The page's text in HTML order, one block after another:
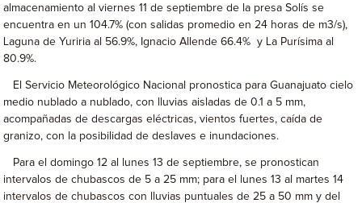
almacenamiento al viernes 11 de septiembre de la presa Solís se
encuentra en un 104.7% (con salidas promedio en 24 horas de m3/s),
Laguna de Yuriria al 56.9%, Ignacio Allende 66.4% y La Purísima al
80.9%.
El Servicio Meteorológico Nacional pronostica para Guanajuato cielo
medio nublado a nublado, con lluvias aisladas de 0.1 a 5 mm,
acompañadas de descargas eléctricas, vientos fuertes, caída de
granizo, con la posibilidad de deslaves e inundaciones.
Para el domingo 12 al lunes 13 de septiembre, se pronostican
intervalos de chubascos de 5 a 25 mm; para el lunes 13 al martes 14
intervalos de chubascos con lluvias puntuales de 25 a 50 mm y del